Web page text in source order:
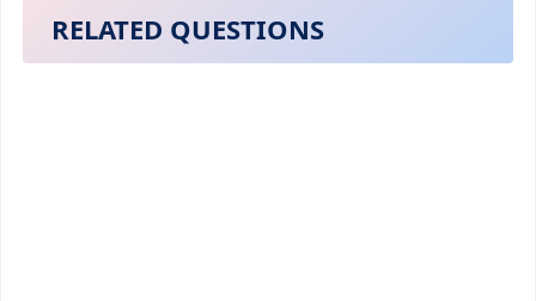
RELATED QUESTIONS